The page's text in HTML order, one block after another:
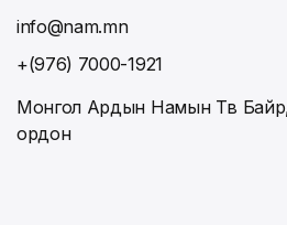
info@nam.mn
+(976) 7000-1921
Монгол Ардын Намын Төв
ордон